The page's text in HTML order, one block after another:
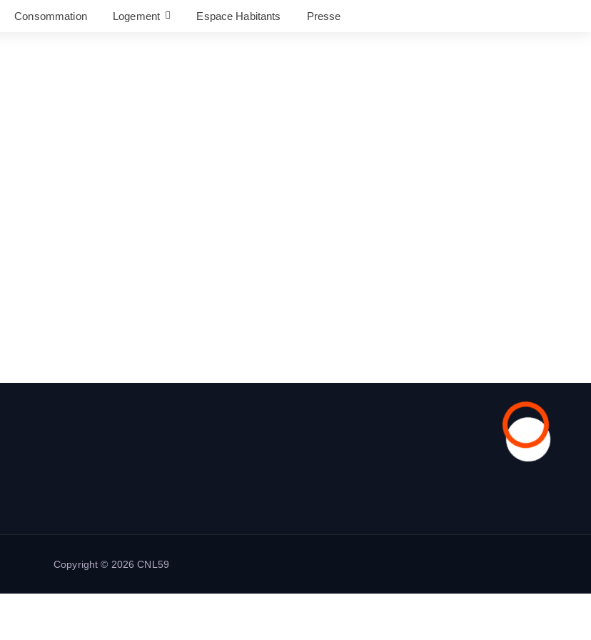
Consommation Logement Espace Habitants Presse
Copyright © 2026 CNL59